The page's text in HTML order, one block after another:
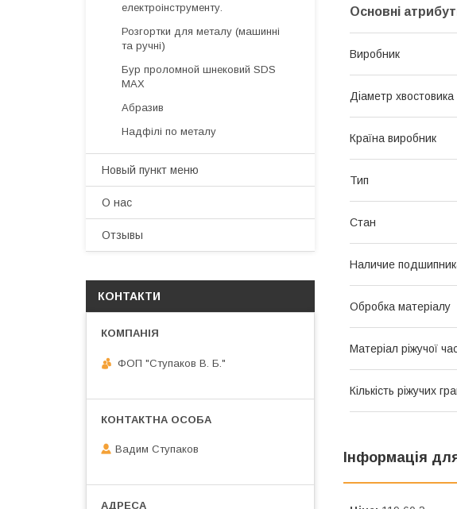
Основні
Виробник
Діаметр хвостовика
Країна виробник
Тип
Стан
Наличие
Обробка матеріалу
Матеріал ріжучої
Кількість ріжучих
Інформація
електроінструменту.
Розгортки для металу (машинні
та ручні)
Бур проломной шнековий SDS
MAX
Абразив
Надфілі по металу
Новый пункт меню
О нас
Отзывы
КОНТАКТИ
ФОП "Ступаков В. Б."
Вадим Ступаков